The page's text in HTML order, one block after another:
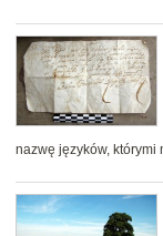
nazwę języków, którymi